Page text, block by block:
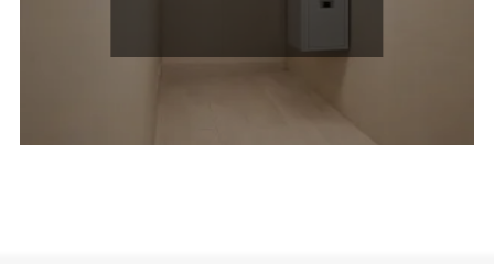
elektrycznej w